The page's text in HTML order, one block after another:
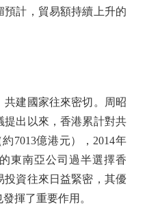
計，貿易額持續上升的
建國家往來密切。周昭
提出以來，香港累計對共
7013億港元），2014年
東南亞公司過半選擇香
投資往來日益緊密，其優
揮了重要作用。